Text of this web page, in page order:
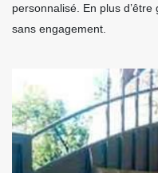
personnalisé. En plus
sans engagement.